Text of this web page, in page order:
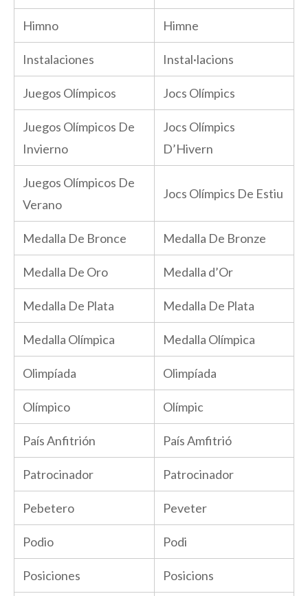
Himno Himne
Instalaciones Instal·lacions
Juegos Olímpicos Jocs Olímpics
Juegos Olímpicos De
Invierno
Jocs Olímpics
D’Hivern
Juegos Olímpicos De
Verano
Jocs Olímpics De Estiu
Medalla De Bronce Medalla De Bronze
Medalla De Oro Medalla d’Or
Medalla De Plata Medalla De Plata
Medalla Olímpica Medalla Olímpica
Olimpíada Olimpíada
Olímpico Olímpic
País Anfitrión País Amfitrió
Patrocinador Patrocinador
Pebetero Peveter
Podio Podi
Posiciones Posicions